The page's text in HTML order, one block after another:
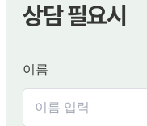
상담 필요시
이름